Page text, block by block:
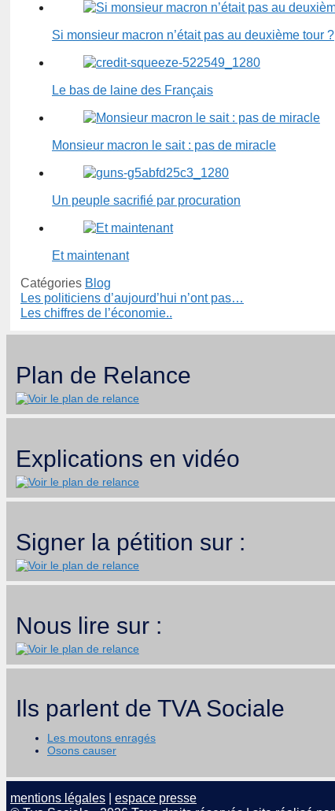
Si monsieur macron n’était pas au deuxième tour ?
Le bas de laine des Français
Monsieur macron le sait : pas de miracle
Un peuple sacrifié par procuration
Et maintenant
Catégories Blog
Les politiciens d’aujourd’hui n’ont pas…
Les chiffres de l’économie..
Plan de Relance
Explications en vidéo
Signer la pétition sur :
Nous lire sur :
Ils parlent de TVA Sociale
Les moutons enragés
Osons causer
mentions légales
espace presse